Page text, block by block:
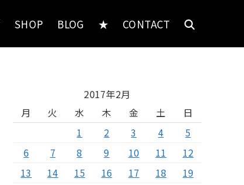
SHOP BLOG ★ CONTACT
2017年2月
月
火 水 木 金 土
日
1
2 3 4
5
6
7 8 9 10 11
12
13
14 15 16 17 18
19